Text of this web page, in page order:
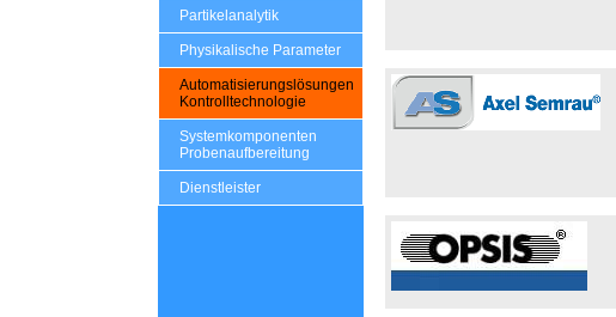
Partikelanalytik
Physikalische Parameter
Automatisierungslösungen
Kontrolltechnologie
Systemkomponenten
Probenaufbereitung
Dienstleister